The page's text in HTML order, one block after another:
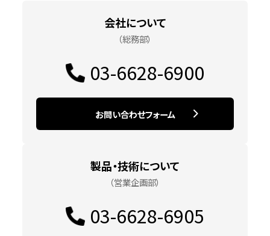
会社について
（総務部）
03-6628-6900
お問い合わせフォーム
製品・技術について
（営業企画部）
03-6628-6905